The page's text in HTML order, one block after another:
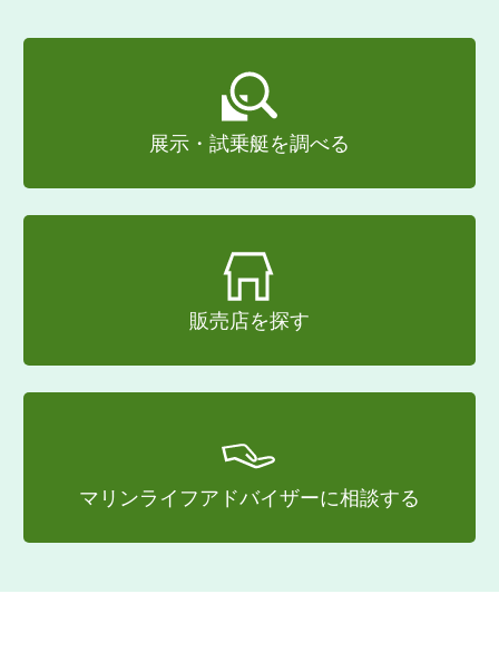
展示・試乗艇を調べる
販売店を探す
マリンライフアドバイザーに相談する